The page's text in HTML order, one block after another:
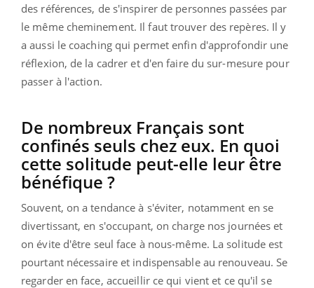
des références, de s'inspirer de personnes passées par
le même cheminement. Il faut trouver des repères. Il y
a aussi le coaching qui permet enfin d'approfondir une
réflexion, de la cadrer et d'en faire du sur-mesure pour
passer à l'action.
De nombreux Français sont
confinés seuls chez eux. En quoi
cette solitude peut-elle leur être
bénéfique ?
Souvent, on a tendance à s'éviter, notamment en se
divertissant, en s'occupant, on charge nos journées et
on évite d'être seul face à nous-même. La solitude est
pourtant nécessaire et indispensable au renouveau. Se
regarder en face, accueillir ce qui vient et ce qu'il se